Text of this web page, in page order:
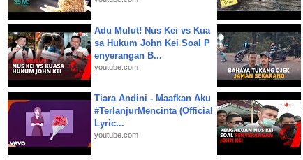
Adu Mulut! Nus Kei vs Kua
sa Hukum John Kei Soal P
enyerangan B...
youtube.com
Tiara Andini - Maafkan Aku
#TerlanjurMencinta (Official
Lyric...
youtube.com